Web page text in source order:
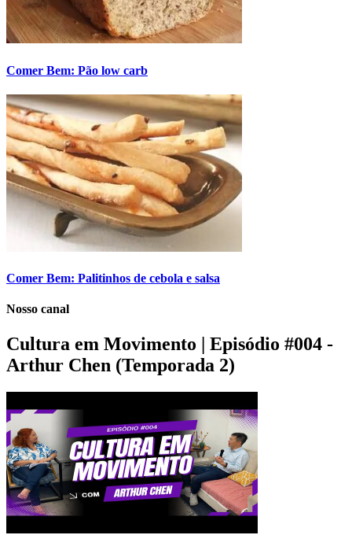
Comer Bem: Pão low carb
Comer Bem: Palitinhos de cebola e salsa
Nosso canal
Cultura em Movimento | Episódio #004 -
Arthur Chen (Temporada 2)